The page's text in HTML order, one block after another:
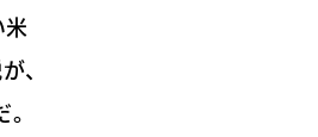
、